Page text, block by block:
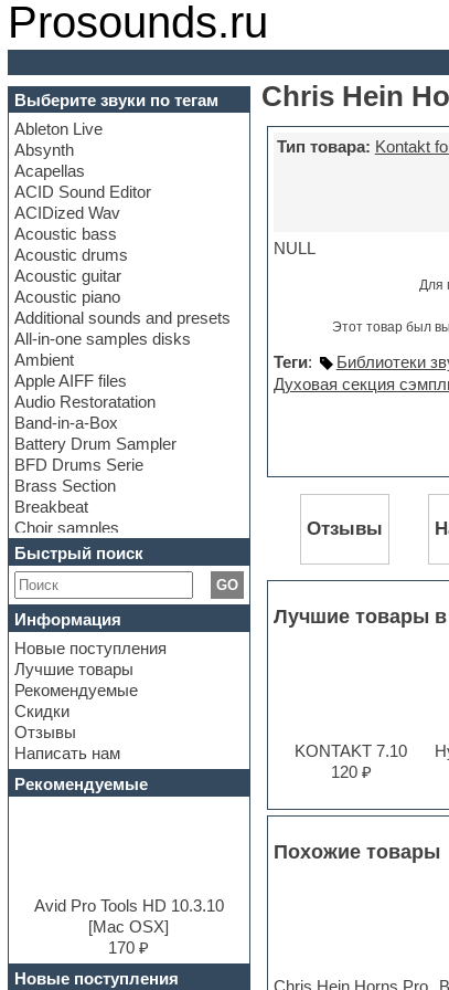
Prosounds.ru
Выберите звуки по тегам
Ableton Live
Absynth
Acapellas
ACID Sound Editor
ACIDized Wav
Acoustic bass
Acoustic drums
Acoustic guitar
Acoustic piano
Additional sounds and presets
All-in-one samples disks
Ambient
Apple AIFF files
Audio Restoratation
Band-in-a-Box
Battery Drum Sampler
BFD Drums Serie
Brass Section
Breakbeat
Choir samples
Chris Hein Samples
Cinematic samples
Club bass
Club leads
Club sounds
Construction kits
Convolution
Cubase
Dance drums
Dance music production
tutorials
DAW
Disco samples
Dubstep
E-MU Samples
Electric guitar
Быстрый поиск
GO
Информация
Новые поступления
Лучшие товары
Рекомендуемые
Скидки
Отзывы
Написать нам
Рекомендуемые
Avid Pro Tools HD 10.3.10
[Mac OSX]
170 ₽
Новые поступления
Chris Hein
Тип товара: Kontakt
NULL
Для
Этот товар был
Теги: Библиотеки
Духовая секция
Отзывы
Лучшие товары в
KONTAKT 7.10
120 ₽
Похожие товары
Chris Hein Horns Pro